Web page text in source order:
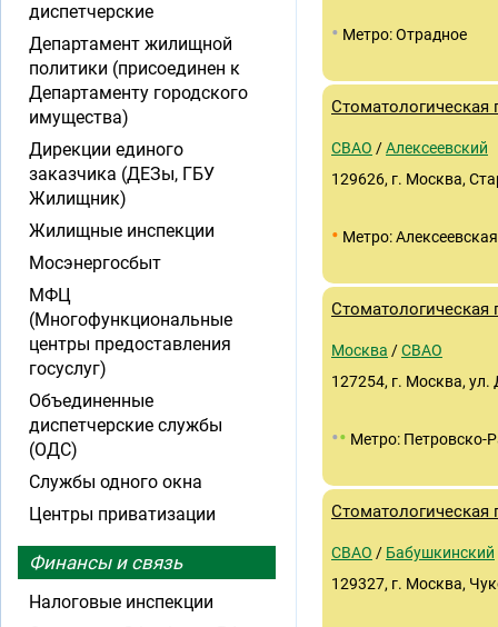
• Метро: Отрадное
СВАО /Алексеевский
129626, г. Москва,
• Метро: Алексеевская
Москва /СВАО
127254, г. Москва,
•• Метро: Петровско-
СВАО / Бабушкинский
129327, г. Москва,
диспетчерские
Департамент жилищной
политики (присоединен к
Департаменту городского
имущества)
Дирекции единого
заказчика (ДЕЗы, ГБУ
Жилищник)
Жилищные инспекции
Мосэнергосбыт
МФЦ
(Многофункциональные
центры предоставления
госуслуг)
Объединенные
диспетчерские службы
(ОДС)
Службы одного окна
Центры приватизации
Финансы и связь
Налоговые инспекции